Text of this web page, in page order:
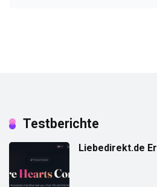
Testberichte
Liebedirekt.de